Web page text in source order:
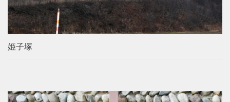
姫子塚